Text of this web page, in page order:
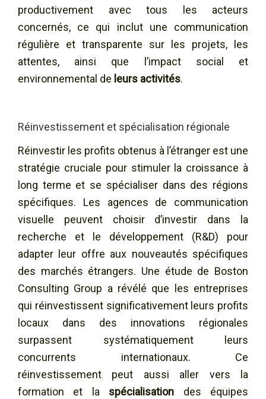
productivement avec tous les acteurs
concernés, ce qui inclut une communication
régulière et transparente sur les projets, les
attentes, ainsi que l’impact social et
environnemental de leurs activités.
Réinvestissement et spécialisation régionale
Réinvestir les profits obtenus à l’étranger est une
stratégie cruciale pour stimuler la croissance à
long terme et se spécialiser dans des régions
spécifiques. Les agences de communication
visuelle peuvent choisir d’investir dans la
recherche et le développement (R&D) pour
adapter leur offre aux nouveautés spécifiques
des marchés étrangers. Une étude de Boston
Consulting Group a révélé que les entreprises
qui réinvestissent significativement leurs profits
locaux dans des innovations régionales
surpassent systématiquement leurs
concurrents internationaux. Ce
réinvestissement peut aussi aller vers la
formation et la spécialisation des équipes